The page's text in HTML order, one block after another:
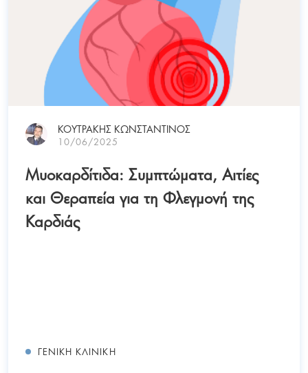
ΚΟΥΤΡΑΚΗΣ ΚΩΝΣΤΑΝΤΙΝΟΣ
10/06/2025
Μυοκαρδίτιδα: Συμπτώματα, Αιτίες
και Θεραπεία για τη Φλεγμονή της
Καρδιάς
ΓΕΝΙΚΉ ΚΛΙΝΙΚΉ